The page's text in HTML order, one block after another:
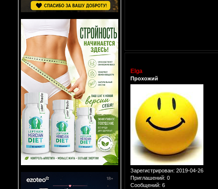
Elga
Прохожий
Зарегистрирован: 2019-04-26
Приглашений: 0
Сообщений: 6